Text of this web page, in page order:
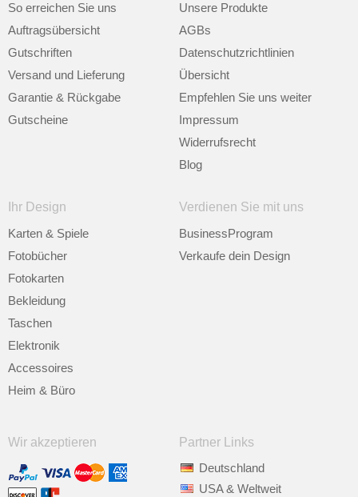
So erreichen Sie uns
Auftragsübersicht
Gutschriften
Versand und Lieferung
Garantie & Rückgabe
Gutscheine
Unsere Produkte
AGBs
Datenschutzrichtlinien
Übersicht
Empfehlen Sie uns weiter
Impressum
Widerrufsrecht
Blog
Ihr Design
Karten & Spiele
Fotobücher
Fotokarten
Bekleidung
Taschen
Elektronik
Accessoires
Heim & Büro
Verdienen Sie mit uns
BusinessProgram
Verkaufe dein Design
Wir akzeptieren
Partner Links
Deutschland
USA & Weltweit